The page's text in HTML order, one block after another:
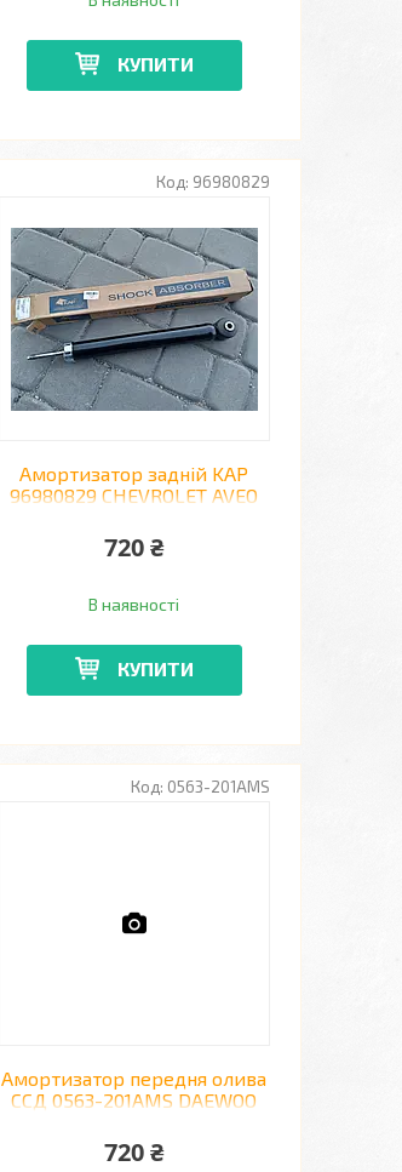
КУПИТИ
96980829
Амортизатор задній KAP
96980829 CHEVROLET AVEO
720 ₴
В наявності
КУПИТИ
0563-201AMS
Амортизатор передня олива
ССД 0563-201AMS DAEWOO
720 ₴